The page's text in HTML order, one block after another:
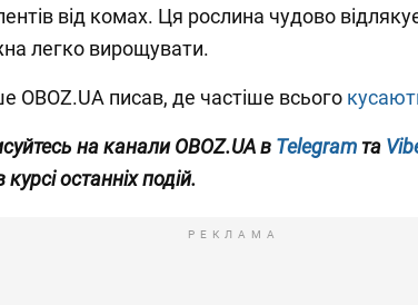
від комах. Ця рослина чудово
легко вирощувати.
OBOZ.UA писав, де частіше всього
на канали OBOZ.UA в Telegram та
курсі останніх подій.
РЕКЛАМА